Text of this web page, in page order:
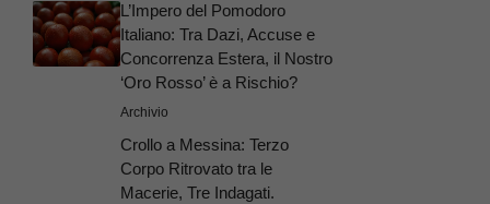
L’Impero del Pomodoro
Italiano: Tra Dazi, Accuse e
Concorrenza Estera, il Nostro
‘Oro Rosso’ è a Rischio?
Archivio
Crollo a Messina: Terzo
Corpo Ritrovato tra le
Macerie, Tre Indagati.